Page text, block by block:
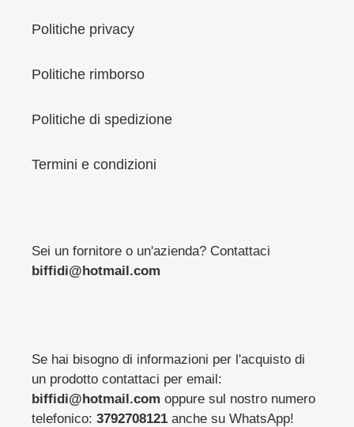
Politiche privacy
Politiche rimborso
Politiche di spedizione
Termini e condizioni
Sei un fornitore o un'azienda? Contattaci
biffidi@hotmail.com
Se hai bisogno di informazioni per l'acquisto di
un prodotto contattaci per email:
biffidi@hotmail.com oppure sul nostro numero
telefonico: 3792708121 anche su WhatsApp!